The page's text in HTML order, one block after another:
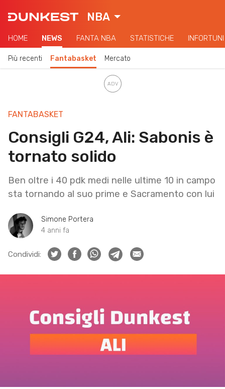
NBA
HOME NEWS FANTA NBA STATISTICHE INFORTUNI
Più recenti Fantabasket Mercato
FANTABASKET
Consigli G24, Ali: Sabonis è
tornato solido
Ben oltre i 40 pdk medi nelle ultime 10 in campo
sta tornando al suo prime e Sacramento con lui
Simone Portera
4 anni fa
Condividi: